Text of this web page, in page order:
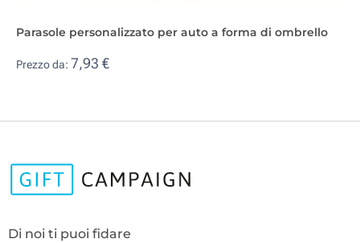
Parasole personalizzato per auto a forma di ombrello
Prezzo da: 7,93 €
Di noi ti puoi fidare